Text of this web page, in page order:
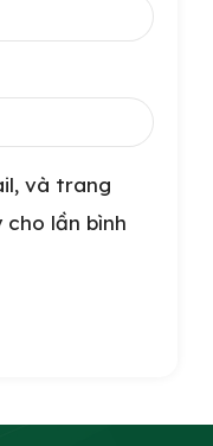
và trang
lần bình